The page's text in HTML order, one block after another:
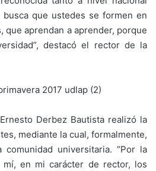
que ustedes se formen en
que aprendan a aprender, porque
destacó el rector de la
Derbez Bautista realizó la
mediante la cual, formalmente,
universitaria. “Por la
mí, en mi carácter de rector, los